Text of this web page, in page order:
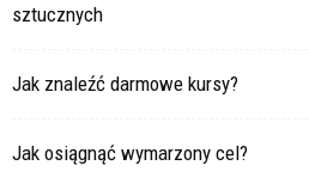
sztucznych
Jak znaleźć darmowe kursy?
Jak osiągnąć wymarzony cel?